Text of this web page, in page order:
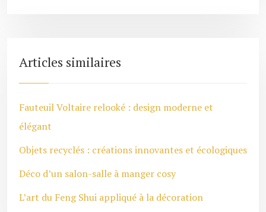
Articles similaires
Fauteuil Voltaire relooké : design moderne et
élégant
Objets recyclés : créations innovantes et écologiques
Déco d’un salon-salle à manger cosy
L’art du Feng Shui appliqué à la décoration